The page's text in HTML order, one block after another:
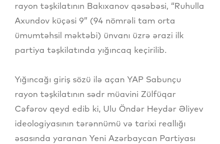
rayon təşkilatının Bakıxanov qəsəbəsi, “Ruhulla
Axundov küçəsi 9” (94 nömrəli tam orta
ümumtəhsil məktəbi) ünvanı üzrə ərazi ilk
partiya təşkilatında yığıncaq keçirilib.
Yığıncağı giriş sözü ilə açan YAP Sabunçu
rayon təşkilatının sədr müavini Zülfüqar
Cəfərov qeyd edib ki, Ulu Öndər Heydər Əliyev
ideologiyasının tərənnümü və tarixi reallığı
əsasında yaranan Yeni Azərbaycan Partiyası